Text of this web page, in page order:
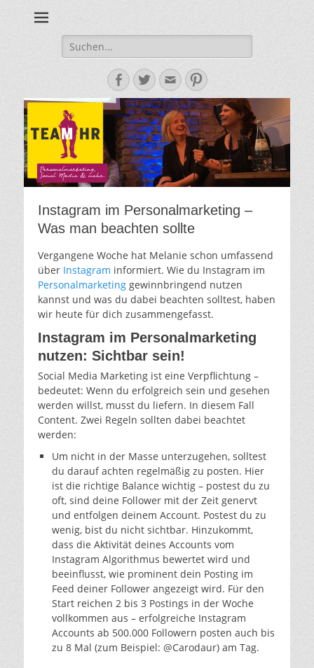
Blog
Suche
nach:
Facebook
Twitter
E-
Mail-
Adresse
Pinterest
Instagram im Personalmarketing –
Was man beachten sollte
Vergangene Woche hat Melanie schon umfassend
über Instagram informiert. Wie du Instagram im
Personalmarketing gewinnbringend nutzen
kannst und was du dabei beachten solltest, haben
wir heute für dich zusammengefasst.
Instagram im Personalmarketing
nutzen: Sichtbar sein!
Social Media Marketing ist eine Verpflichtung –
bedeutet: Wenn du erfolgreich sein und gesehen
werden willst, musst du liefern. In diesem Fall
Content. Zwei Regeln sollten dabei beachtet
werden:
Um nicht in der Masse unterzugehen, solltest
du darauf achten regelmäßig zu posten. Hier
ist die richtige Balance wichtig – postest du zu
oft, sind deine Follower mit der Zeit genervt
und entfolgen deinem Account. Postest du zu
wenig, bist du nicht sichtbar. Hinzukommt,
dass die Aktivität deines Accounts vom
Instagram Algorithmus bewertet wird und
beeinflusst, wie prominent dein Posting im
Feed deiner Follower angezeigt wird. Für den
Start reichen 2 bis 3 Postings in der Woche
vollkommen aus – erfolgreiche Instagram
Accounts ab 500.000 Followern posten auch bis
zu 8 Mal (zum Beispiel: @Carodaur) am Tag.